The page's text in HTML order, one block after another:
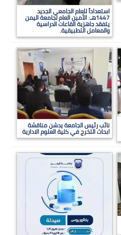
استعداداً للعام الجامعي الجديد
1447هـ: الأمين العام لجامعة اليمن
يتفقد جاهزية القاعات الدراسية
والمعامل التطبيقية.
نائب رئيس الجامعة يدشن مناقشة
ابحاث التخرج في كلية العلوم الادارية